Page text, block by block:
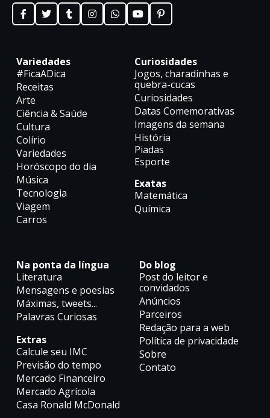
Variedades
#FicaADica
Receitas
Arte
Ciência & Saúde
Cultura
Colírio
Variedades
Horóscopo do dia
Música
Tecnologia
Viagem
Carros
Curiosidades
Jogos, charadinhas e
quebra-cucas
Curiosidades
Datas Comemorativas
Imagens da semana
História
Piadas
Esporte
Exatas
Matemática
Química
Na ponta da língua
Literatura
Mensagens e poesias
Máximas, tweets...
Palavras Curiosas
Extras
Calcule seu IMC
Previsão do tempo
Mercado Financeiro
Mercado Agrícola
Casa Ronald McDonald
Do blog
Post do leitor e
convidados
Anúncios
Parceiros
Redação para a web
Política de privacidade
Sobre
Contato